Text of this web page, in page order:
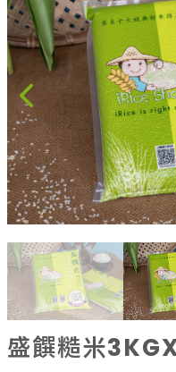
柚子專區
禮盒專區
新鮮蔬菜
米、雜糧
麵食、米粉
油、醬油
調味、醬料
加工食品
果乾、點心
果醬、蜂蜜
台灣茶
咖啡
花果茶飲
加工飲品
花卉
加工生活用品
全部商家
農企業
小農
農會
蔬果知識+
蔬果文化
美味食譜
常見問題
關於我們
關於我們
加入我們
訂單查詢
盛饌糙米